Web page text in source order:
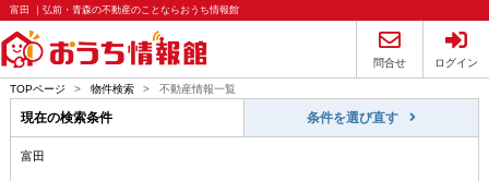
富田 ｜弘前・青森の不動産のことならおうち情報館
問合せ ログイン
TOPページ > 物件検索 > 不動産情報一覧
現在の検索条件 条件を選び直す
富田